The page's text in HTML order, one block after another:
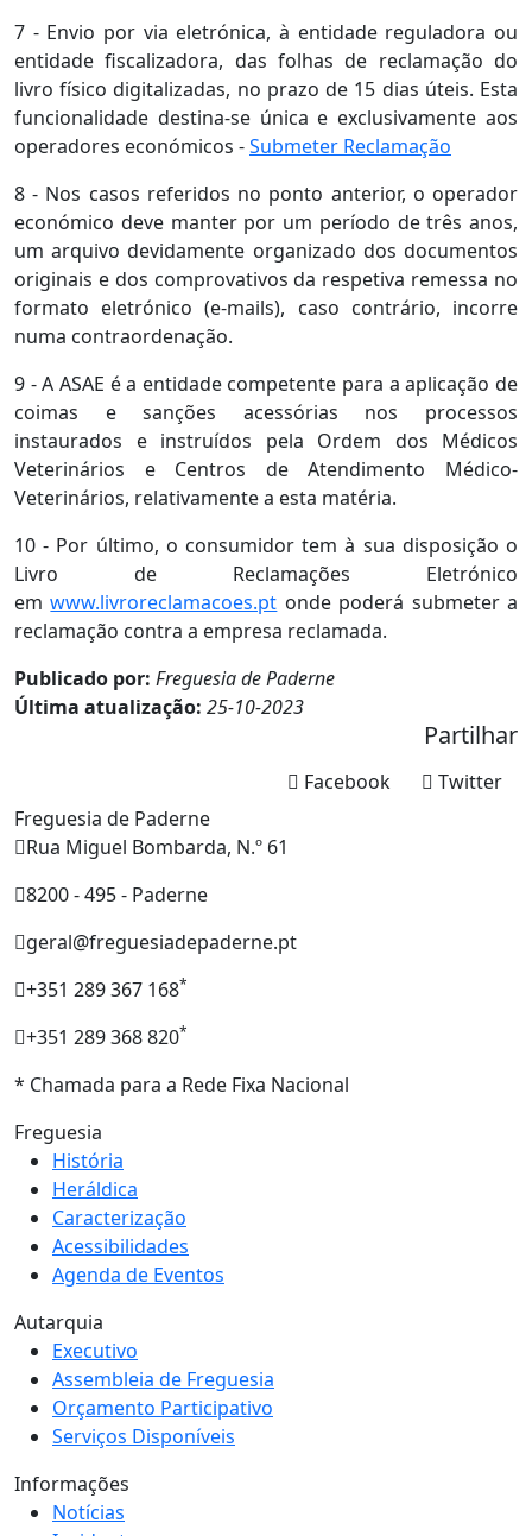
7 - Envio por via eletrónica, à entidade reguladora ou
entidade fiscalizadora, das folhas de reclamação do
livro físico digitalizadas, no prazo de 15 dias úteis. Esta
funcionalidade destina-se única e exclusivamente aos
operadores económicos -Submeter Reclamação
8 - Nos casos referidos no ponto anterior, o operador
económico deve manter por um período de três anos,
um arquivo devidamente organizado dos documentos
originais e dos comprovativos da respetiva remessa no
formato eletrónico (e-mails), caso contrário, incorre
numa contraordenação.
9 - A ASAE é a entidade competente para a aplicação de
coimas e sanções acessórias nos processos
instaurados e instruídos pela Ordem dos Médicos
Veterinários e Centros de Atendimento Médico-
Veterinários, relativamente a esta matéria.
10 - Por último, o consumidor tem à sua disposição o
Livro de Reclamações Eletrónico
emwww.livroreclamacoes.pt onde poderá submeter a
reclamação contra a empresa reclamada.
Publicado por: Freguesia de Paderne
Última atualização: 25-10-2023
Partilhar
Twitter
Facebook
Freguesia de Paderne
Rua Miguel Bombarda, N.º 61
8200 - 495 - Paderne
geral@freguesiadepaderne.pt
+351 289 367 168*
+351 289 368 820*
* Chamada para a Rede Fixa Nacional
Freguesia
História
Heráldica
Caracterização
Acessibilidades
Agenda de Eventos
Autarquia
Executivo
Assembleia de Freguesia
Orçamento Participativo
Serviços Disponíveis
Informações
Notícias